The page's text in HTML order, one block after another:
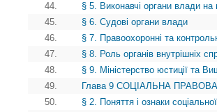
44.
§ 5. Виконавчі органи влади на
45.
§ 6. Судові органи влади
46.
§ 7. Правоохоронні та
47.
§ 8. Роль органів внутрішніх
48.
§ 9. Міністерство юстиції та
49.
Глава 9 СОЦІАЛЬНА ПРАВОВА
50.
§ 2. Поняття і ознаки